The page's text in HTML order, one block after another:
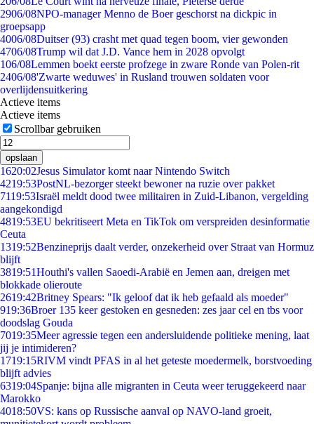
2906/08NPO-manager Menno de Boer geschorst na dickpic in
groepsapp
4006/08Duitser (93) crasht met quad tegen boom, vier gewonden
4706/08Trump wil dat J.D. Vance hem in 2028 opvolgt
106/08Lemmen boekt eerste profzege in zware Ronde van Polen-rit
2406/08'Zwarte weduwes' in Rusland trouwen soldaten voor
overlijdensuitkering
Actieve items
Actieve items
Scrollbar gebruiken
opslaan
1620:02Jesus Simulator komt naar Nintendo Switch
4219:53PostNL-bezorger steekt bewoner na ruzie over pakket
7119:53Israël meldt dood twee militairen in Zuid-Libanon, vergelding
aangekondigd
4819:53EU bekritiseert Meta en TikTok om verspreiden desinformatie
Ceuta
1319:52Benzineprijs daalt verder, onzekerheid over Straat van Hormuz
blijft
3819:51Houthi's vallen Saoedi-Arabië en Jemen aan, dreigen met
blokkade olieroute
2619:42Britney Spears: "Ik geloof dat ik heb gefaald als moeder"
919:36Broer 135 keer gestoken en gesneden: zes jaar cel en tbs voor
doodslag Gouda
7019:35Meer agressie tegen een andersluidende politieke mening, laat
jij je intimideren?
1719:15RIVM vindt PFAS in al het geteste moedermelk, borstvoeding
blijft advies
6319:04Spanje: bijna alle migranten in Ceuta weer teruggekeerd naar
Marokko
4018:50VS: kans op Russische aanval op NAVO-land groeit,